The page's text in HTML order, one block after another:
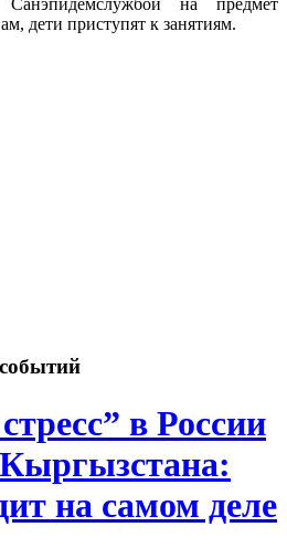
на предмет
дети приступят к занятиям.
в России
на самом деле